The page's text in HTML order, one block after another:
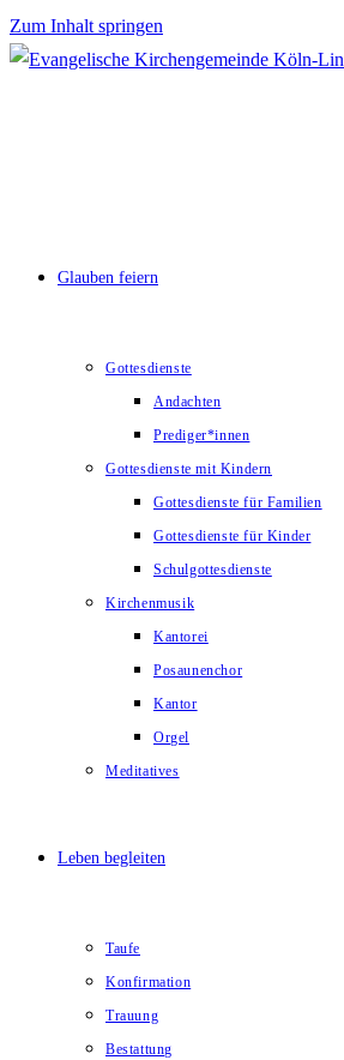
Zum Inhalt springen
Glauben feiern
Gottesdienste
Andachten
Prediger*innen
Gottesdienste mit Kindern
Gottesdienste für Familien
Gottesdienste für Kinder
Schulgottesdienste
Kirchenmusik
Kantorei
Posaunenchor
Kantor
Orgel
Meditatives
Leben begleiten
Taufe
Konfirmation
Trauung
Bestattung